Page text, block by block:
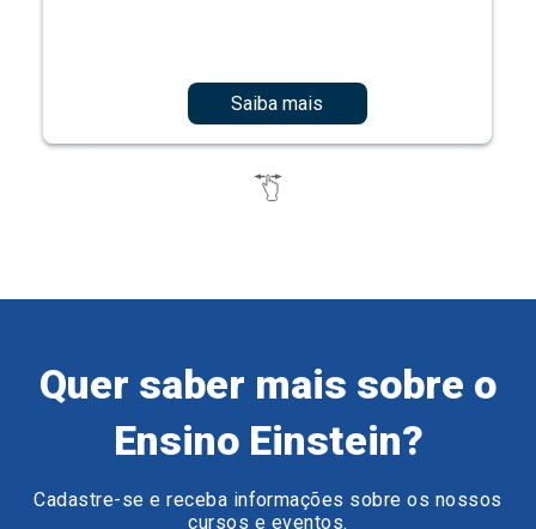
Saiba mais
Quer saber mais sobre o
Ensino Einstein?
Cadastre-se e receba informações sobre os nossos
cursos e eventos.